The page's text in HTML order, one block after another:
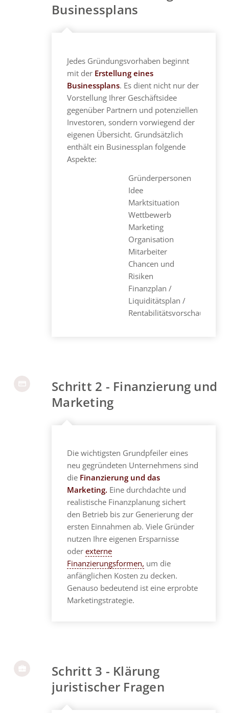
Businessplans
Jedes Gründungsvorhaben beginnt
mit der Erstellung eines
Businessplans. Es dient nicht nur der
Vorstellung Ihrer Geschäftsidee
gegenüber Partnern und potenziellen
Investoren, sondern vorwiegend der
eigenen Übersicht. Grundsätzlich
enthält ein Businessplan folgende
Aspekte:
Gründerpersonen
Idee
Marktsituation
Wettbewerb
Marketing
Organisation
Mitarbeiter
Chancen und
Risiken
Finanzplan /
Liquiditätsplan /
Rentabilitätsvorschau
Schritt 2 - Finanzierung und
Marketing
Die wichtigsten Grundpfeiler eines
neu gegründeten Unternehmens sind
die Finanzierung und das
Marketing. Eine durchdachte und
realistische Finanzplanung sichert
den Betrieb bis zur Generierung der
ersten Einnahmen ab. Viele Gründer
nutzen Ihre eigenen Ersparnisse
oderexterne
Finanzierungsformen, um die
anfänglichen Kosten zu decken.
Genauso bedeutend ist eine erprobte
Marketingstrategie.
Schritt 3 - Klärung
juristischer Fragen